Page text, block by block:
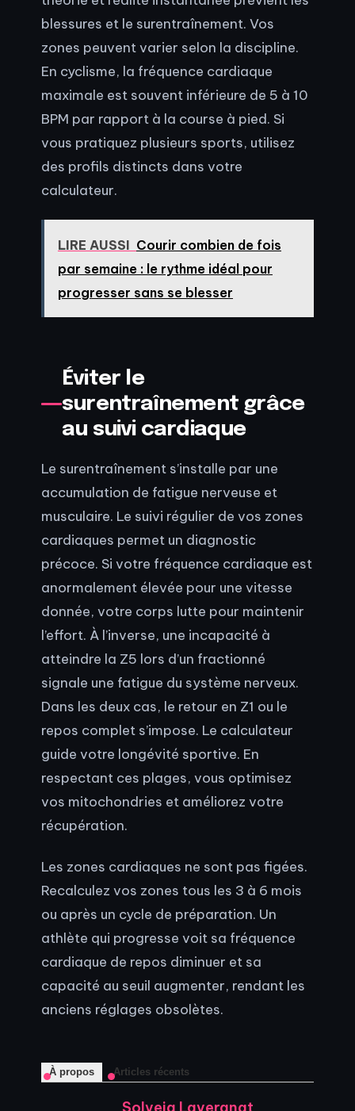
blessures et le surentraînement. Vos
zones peuvent varier selon la discipline.
En cyclisme, la fréquence cardiaque
maximale est souvent inférieure de 5 à 10
BPM par rapport à la course à pied. Si
vous pratiquez plusieurs sports, utilisez
des profils distincts dans votre
calculateur.
LIRE AUSSI Courir combien de fois
par semaine : le rythme idéal pour
progresser sans se blesser
Éviter le
surentraînement grâce
au suivi cardiaque
Le surentraînement s’installe par une
accumulation de fatigue nerveuse et
musculaire. Le suivi régulier de vos zones
cardiaques permet un diagnostic
précoce. Si votre fréquence cardiaque est
anormalement élevée pour une vitesse
donnée, votre corps lutte pour maintenir
l’effort. À l’inverse, une incapacité à
atteindre la Z5 lors d’un fractionné
signale une fatigue du système nerveux.
Dans les deux cas, le retour en Z1 ou le
repos complet s’impose. Le calculateur
guide votre longévité sportive. En
respectant ces plages, vous optimisez
vos mitochondries et améliorez votre
récupération.
Les zones cardiaques ne sont pas figées.
Recalculez vos zones tous les 3 à 6 mois
ou après un cycle de préparation. Un
athlète qui progresse voit sa fréquence
cardiaque de repos diminuer et sa
capacité au seuil augmenter, rendant les
anciens réglages obsolètes.
À propos Articles récents